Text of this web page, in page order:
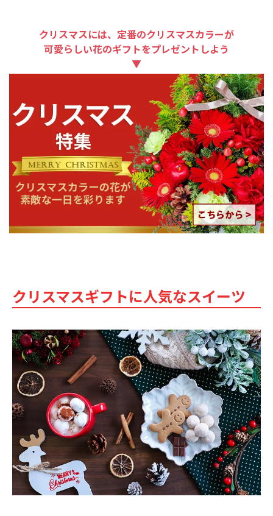
クリスマスには、定番のクリスマスカラーが
可愛らしい花のギフトをプレゼントしよう
▼
クリスマスギフトに人気なスイーツ